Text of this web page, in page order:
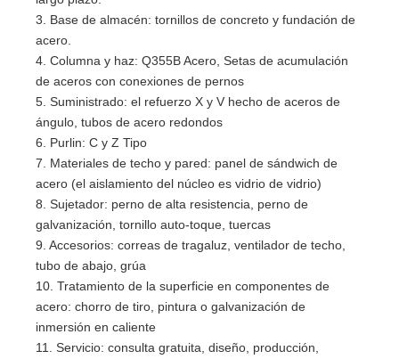
3. Base de almacén: tornillos de concreto y fundación de
acero.
4. Columna y haz: Q355B Acero, Setas de acumulación
de aceros con conexiones de pernos
5. Suministrado: el refuerzo X y V hecho de aceros de
ángulo, tubos de acero redondos
6. Purlin: C y Z Tipo
7. Materiales de techo y pared: panel de sándwich de
acero (el aislamiento del núcleo es vidrio de vidrio)
8. Sujetador: perno de alta resistencia, perno de
galvanización, tornillo auto-toque, tuercas
9. Accesorios: correas de tragaluz, ventilador de techo,
tubo de abajo, grúa
10. Tratamiento de la superficie en componentes de
acero: chorro de tiro, pintura o galvanización de
inmersión en caliente
11. Servicio: consulta gratuita, diseño, producción,